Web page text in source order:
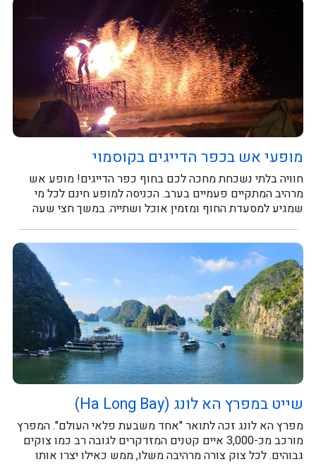
מופעי אש בכפר הדייגים בקוסמוי
חוויה בלתי נשכחת מחכה לכם בחוף כפר הדייגים! מופע אש
מרהיב המתקיים פעמיים בערב. הכניסה למופע חינם לכל מי
שמגיע למסעדת החוף ומזמין אוכל ושתייה. במשך חצי שעה
שייט במפרץ הא לונג (Ha Long Bay)
מפרץ הא לונג זכה לתואר "אחד משבעת פלאי העולם". המפרץ
מורכב מכ-3,000 איים קטנים המזדקרים לגובה רב כמו צוקים
גבוהים. לכל צוק צורה מרהיבה משלו, ממש כאילו יצרו אותו